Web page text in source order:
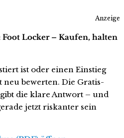
Anzeige
Foot Locker – Kaufen, halten
ist oder einen Einstieg
neu bewerten. Die Gratis-
die klare Antwort – und
jetzt riskanter sein